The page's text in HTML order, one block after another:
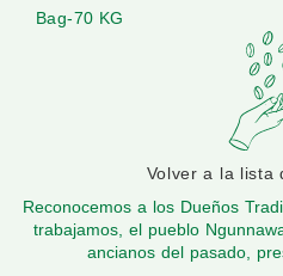
Bag-70 KG
Volver a la lista
Reconocemos a los Dueños
trabajamos, el pueblo
ancianos del pasado,